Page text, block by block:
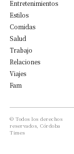
Entretenimientos
Estilos
Comidas
Salud
Trabajo
Relaciones
Viajes
Fam
© Todos los derechos
reservados, Córdoba
Times